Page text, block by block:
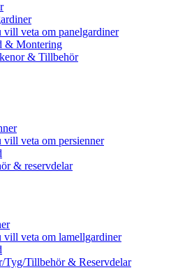
veta om panelgardiner
& Montering
& Tillbehör
veta om persienner
& reservdelar
vill veta om lamellgardiner
Tyg/Tillbehör & Reservdelar